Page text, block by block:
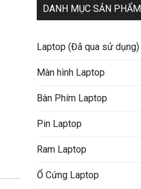
DANH MỤC SẢN PHẨM
Laptop (Đã qua sử dụng)
Màn hình Laptop
Bàn Phím Laptop
Pin Laptop
Ram Laptop
Ổ Cứng Laptop